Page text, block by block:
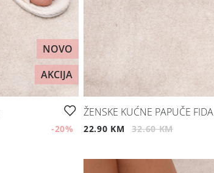
NOVO
AKCIJA
-20%
ŽENSKE KUĆNE PAPUČE FIDA
22.90 KM 32.60 KM